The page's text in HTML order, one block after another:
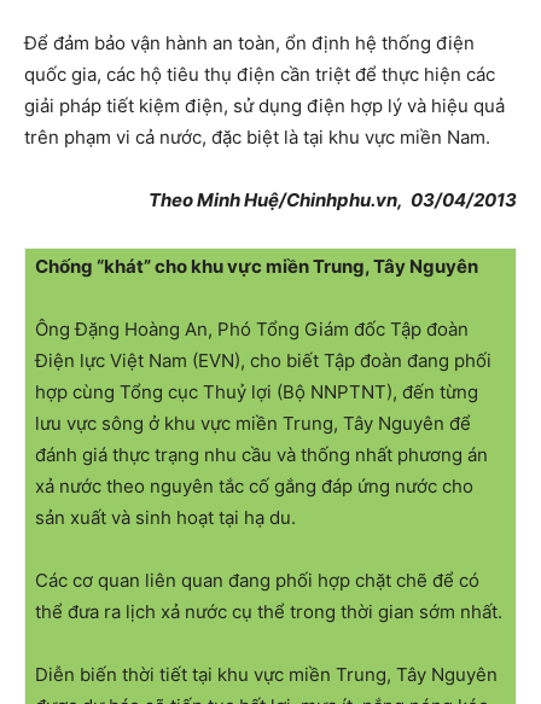
Để đảm bảo vận hành an toàn, ổn định hệ thống điện
quốc gia, các hộ tiêu thụ điện cần triệt để thực hiện các
giải pháp tiết kiệm điện, sử dụng điện hợp lý và hiệu quả
trên phạm vi cả nước, đặc biệt là tại khu vực miền Nam.
Theo Minh Huệ/Chinhphu.vn, 03/04/2013
Chống “khát” cho khu vực miền Trung, Tây Nguyên
Ông Đặng Hoàng An, Phó Tổng Giám đốc Tập đoàn
Điện lực Việt Nam (EVN), cho biết Tập đoàn đang phối
hợp cùng Tổng cục Thuỷ lợi (Bộ NNPTNT), đến từng
lưu vực sông ở khu vực miền Trung, Tây Nguyên để
đánh giá thực trạng nhu cầu và thống nhất phương án
xả nước theo nguyên tắc cố gắng đáp ứng nước cho
sản xuất và sinh hoạt tại hạ du.
Các cơ quan liên quan đang phối hợp chặt chẽ để có
thể đưa ra lịch xả nước cụ thể trong thời gian sớm nhất.
Diễn biến thời tiết tại khu vực miền Trung, Tây Nguyên